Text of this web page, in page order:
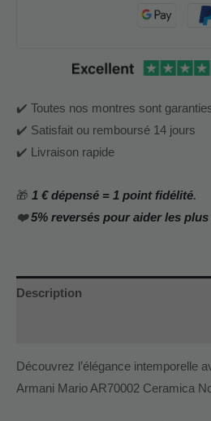
✔️ Toutes nos montres sont
✔️ Satisfait ou remboursé 14 jours
✔️ Livraison rapide
🎁 1 € dépensé = 1 point fidélité.
❤️5% reversés pour aider les
Description
Découvrez l’élégance intemporelle
Armani Mario AR70002 Ceramica